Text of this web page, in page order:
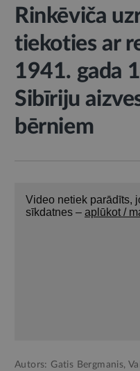
Rinkēviča
tiekoties ar
1941. gada
Sibīriju
bērniem
Autors: Gatis Bergmanis,